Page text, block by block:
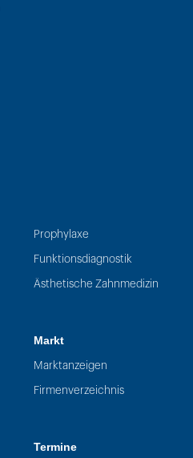
Prophylaxe
Funktionsdiagnostik
Ästhetische Zahnmedizin
Markt
Marktanzeigen
Firmenverzeichnis
Termine